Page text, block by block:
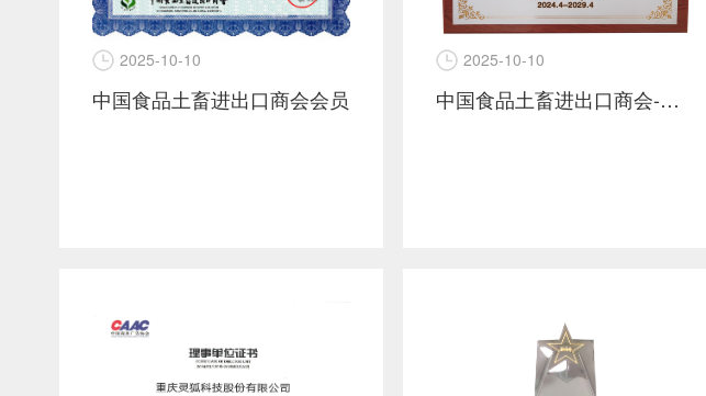
2025-10-10
中国食品土畜进出口商会会员
2025-10-10
中国食品土畜进出口商会-第一届监事会-监事单位